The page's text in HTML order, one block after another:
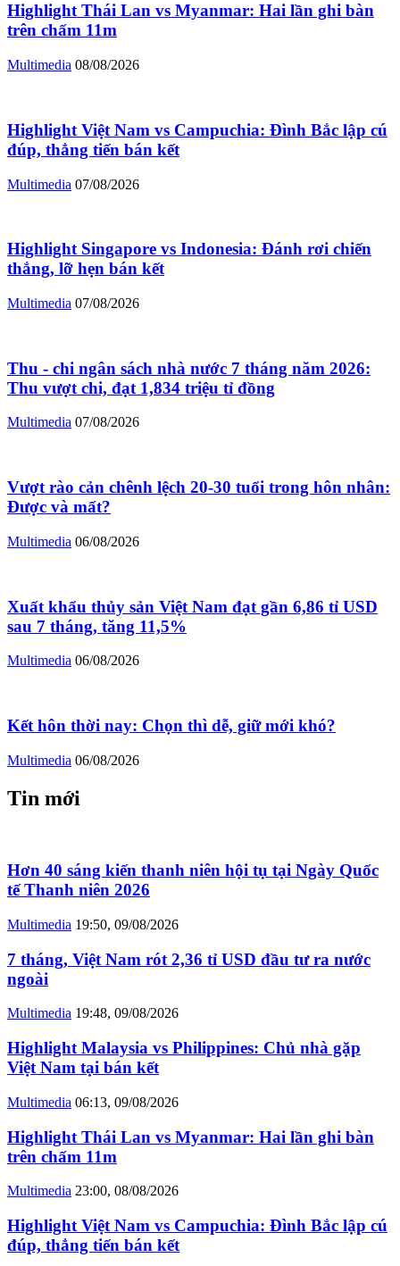
Highlight Thái Lan vs Myanmar: Hai lần ghi bàn
trên chấm 11m
Multimedia 08/08/2026
Highlight Việt Nam vs Campuchia: Đình Bắc lập cú
đúp, thẳng tiến bán kết
Multimedia 07/08/2026
Highlight Singapore vs Indonesia: Đánh rơi chiến
thắng, lỡ hẹn bán kết
Multimedia 07/08/2026
Thu - chi ngân sách nhà nước 7 tháng năm 2026:
Thu vượt chi, đạt 1,834 triệu tỉ đồng
Multimedia 07/08/2026
Vượt rào cản chênh lệch 20-30 tuổi trong hôn nhân:
Được và mất?
Multimedia 06/08/2026
Xuất khẩu thủy sản Việt Nam đạt gần 6,86 tỉ USD
sau 7 tháng, tăng 11,5%
Multimedia 06/08/2026
Kết hôn thời nay: Chọn thì dễ, giữ mới khó?
Multimedia 06/08/2026
Tin mới
Hơn 40 sáng kiến thanh niên hội tụ tại Ngày Quốc
tế Thanh niên 2026
Multimedia 19:50, 09/08/2026
7 tháng, Việt Nam rót 2,36 tỉ USD đầu tư ra nước
ngoài
Multimedia 19:48, 09/08/2026
Highlight Malaysia vs Philippines: Chủ nhà gặp
Việt Nam tại bán kết
Multimedia 06:13, 09/08/2026
Highlight Thái Lan vs Myanmar: Hai lần ghi bàn
trên chấm 11m
Multimedia 23:00, 08/08/2026
Highlight Việt Nam vs Campuchia: Đình Bắc lập cú
đúp, thẳng tiến bán kết